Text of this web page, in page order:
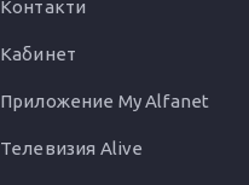
Контакти
Кабинет
Приложение My Alfanet
Телевизия Alive